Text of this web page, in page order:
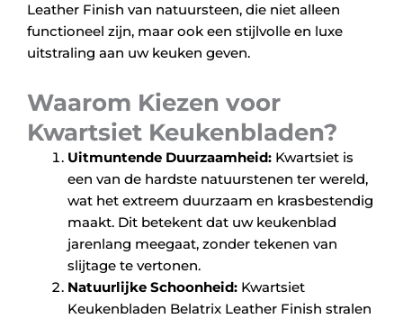
Leather Finish van natuursteen, die niet alleen
functioneel zijn, maar ook een stijlvolle en luxe
uitstraling aan uw keuken geven.
Waarom Kiezen voor
Kwartsiet Keukenbladen?
Uitmuntende Duurzaamheid: Kwartsiet is
een van de hardste natuurstenen ter wereld,
wat het extreem duurzaam en krasbestendig
maakt. Dit betekent dat uw keukenblad
jarenlang meegaat, zonder tekenen van
slijtage te vertonen.
Natuurlijke Schoonheid: Kwartsiet
Keukenbladen Belatrix Leather Finish stralen